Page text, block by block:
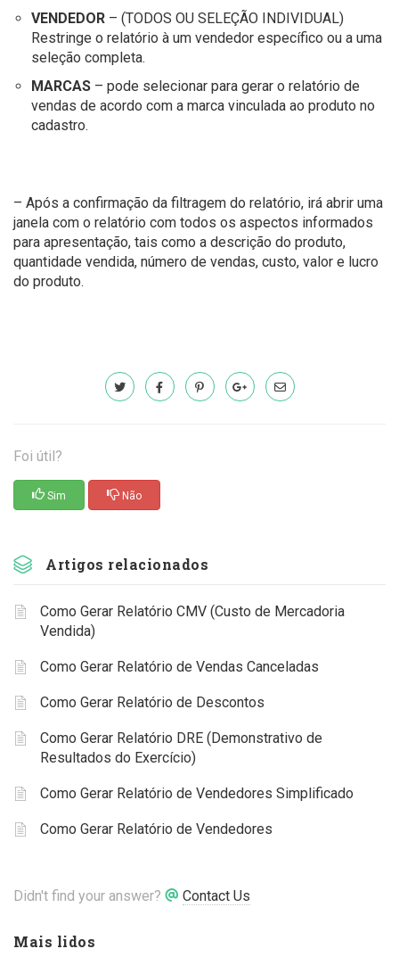
VENDEDOR – (TODOS OU SELEÇÃO INDIVIDUAL)
Restringe o relatório à um vendedor específico ou a uma
seleção completa.
MARCAS – pode selecionar para gerar o relatório de
vendas de acordo com a marca vinculada ao produto no
cadastro.
– Após a confirmação da filtragem do relatório, irá abrir uma
janela com o relatório com todos os aspectos informados
para apresentação, tais como a descrição do produto,
quantidade vendida, número de vendas, custo, valor e lucro
do produto.
Foi útil?
Sim Não
Artigos relacionados
Como Gerar Relatório CMV (Custo de Mercadoria
Vendida)
Como Gerar Relatório de Vendas Canceladas
Como Gerar Relatório de Descontos
Como Gerar Relatório DRE (Demonstrativo de
Resultados do Exercício)
Como Gerar Relatório de Vendedores Simplificado
Como Gerar Relatório de Vendedores
Didn't find your answer? Contact Us
Mais lidos